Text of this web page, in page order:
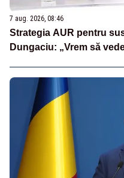
7 aug. 2026, 08:46
Strategia AUR pentru
Dungaciu: „Vrem să